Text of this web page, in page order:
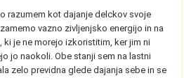
razumem kot dajanje delckov svoje
vazno zivljenjsko energijo in na
je ne morejo izkoristitim, ker jim ni
jo naokoli. Obe stanji sem na lastni
zelo previdna glede dajanja sebe in se